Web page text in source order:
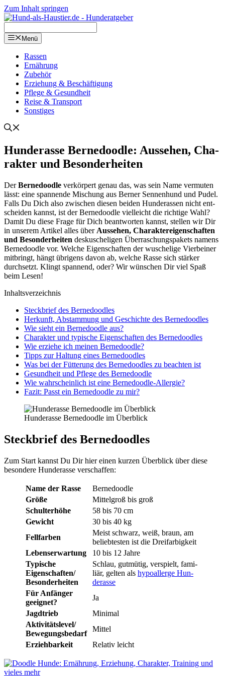
Zum Inhalt springen
Menü
Ras­sen
Ernäh­rung
Zube­hör
Erzie­hung & Beschäf­ti­gung
Pfle­ge & Gesund­heit
Rei­se & Trans­port
Sons­ti­ges
Hun­de­ras­se Ber­ne­dood­le: Aus­se­hen, Cha­
rak­ter und Beson­der­hei­ten
DerBer­ne­dood­le ver­kör­pert genau das, was sein Name ver­mu­ten
lässt: eine span­nen­de Mischung aus Ber­ner Sen­nen­hund und Pudel.
Falls Du Dich also zwi­schen die­sen bei­den Hun­de­ras­sen nicht ent­
schei­den kannst, ist der Ber­ne­dood­le viel­leicht die rich­ti­ge Wahl?
Damit Du die­se Fra­ge für Dich beant­wor­ten kannst, stel­len wir Dir
in unse­rem Arti­kel alles über Aus­se­hen, Cha­rak­ter­ei­gen­schaf­ten
und Beson­der­hei­ten des­ku­sche­li­gen Über­ra­schungs­pa­kets namens
Ber­ne­dood­le vor. Wel­che Eigen­schaf­ten der wusche­li­ge Vier­bei­ner
mit­bringt, hängt übri­gens davon ab, wel­che Ras­se sich stär­ker
durch­setzt. Klingt span­nend, oder? Wir wün­schen Dir viel Spaß
beim Lesen!
Inhalts­ver­zeich­nis
Steck­brief des Ber­ne­dood­les
Her­kunft, Abstam­mung und Geschich­te des Ber­ne­dood­les
Wie sieht ein Ber­ne­dood­le aus?
Cha­rak­ter und typi­sche Eigen­schaf­ten des Ber­ne­dood­les
Wie erzie­he ich mei­nen Ber­ne­dood­le?
Tipps zur Hal­tung eines Ber­ne­dood­les
Was bei der Füt­te­rung des Ber­ne­dood­les zu beach­ten ist
Gesund­heit und Pfle­ge des Ber­ne­dood­le
Wie wahr­schein­lich ist eine Ber­ne­dood­le-All­er­gie?
Fazit: Passt ein Ber­ne­dood­le zu mir?
Hun­de­ras­se Ber­ne­dood­le im Über­blick
Steck­brief des Ber­ne­dood­les
Zum Start kannst Du Dir hier einen kur­zen Über­blick über die­se
beson­de­re Hun­de­ras­se ver­schaf­fen:
Name der Ras­se
Ber­ne­dood­le
Grö­ße
Mit­tel­groß bis groß
Schul­ter­hö­he
58 bis 70 cm
Gewicht
30 bis 40 kg
Fell­far­ben
Meist schwarz, weiß, braun, am
belieb­tes­ten ist die Drei­far­big­keit
Lebens­er­war­tung
10 bis 12 Jah­re
Typi­sche
Eigenschaften/
Beson­der­hei­ten
Schlau, gut­mü­tig, ver­spielt, fami­
li­är, gel­ten als hypo­al­ler­ge Hun­
de­ras­se
Für Anfän­ger
geeig­net?
Ja
Jagd­trieb
Mini­mal
Aktivitätslevel/
Bewe­gungs­be­darf
Mit­tel
Erzieh­bar­keit
Rela­tiv leicht